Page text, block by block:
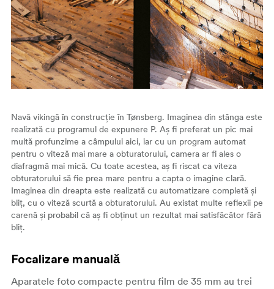
Navă vikingă în construcție în Tønsberg. Imaginea din stânga este
realizată cu programul de expunere P. Aș fi preferat un pic mai
multă profunzime a câmpului aici, iar cu un program automat
pentru o viteză mai mare a obturatorului, camera ar fi ales o
diafragmă mai mică. Cu toate acestea, aș fi riscat ca viteza
obturatorului să fie prea mare pentru a capta o imagine clară.
Imaginea din dreapta este realizată cu automatizare completă și
bliț, cu o viteză scurtă a obturatorului. Au existat multe reflexii pe
carenă și probabil că aș fi obținut un rezultat mai satisfăcător fără
bliț.
Focalizare manuală
Aparatele foto compacte pentru film de 35 mm au trei